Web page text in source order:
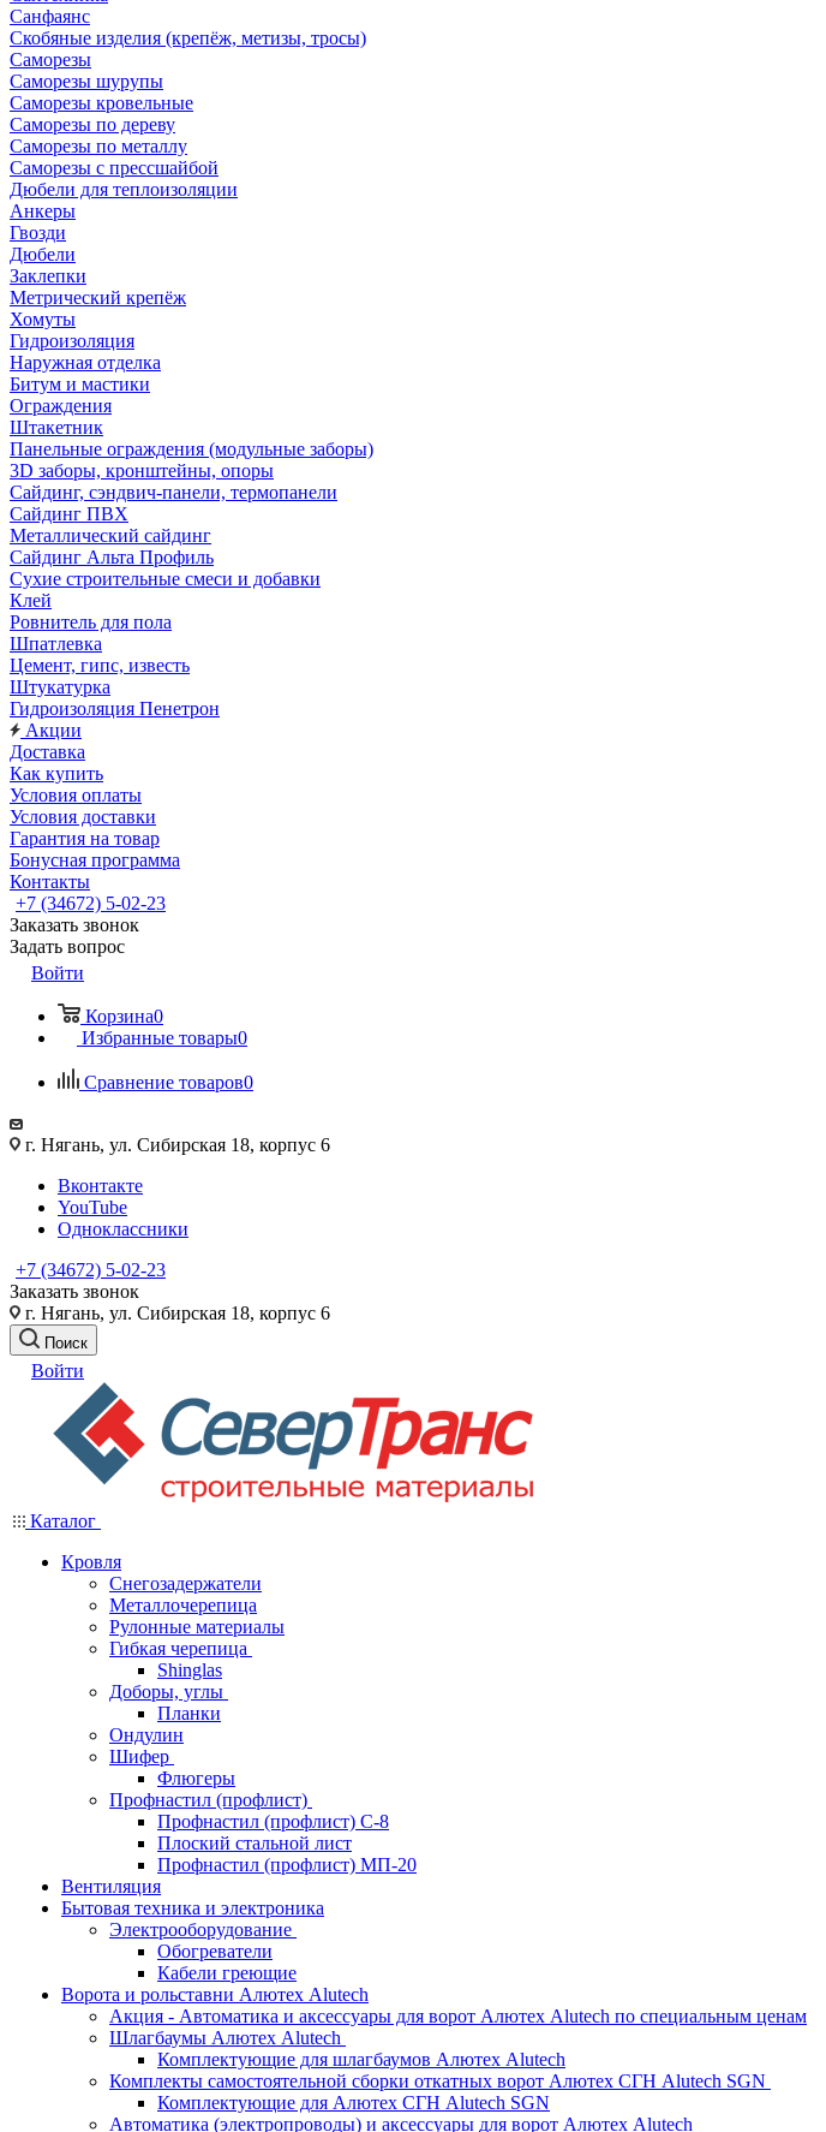
Санфаянс
Скобяные изделия (крепёж, метизы, тросы)
Саморезы
Саморезы шурупы
Саморезы кровельные
Саморезы по дереву
Саморезы по металлу
Саморезы с прессшайбой
Дюбели для теплоизоляции
Анкеры
Гвозди
Дюбели
Заклепки
Метрический крепёж
Хомуты
Гидроизоляция
Наружная отделка
Битум и мастики
Ограждения
Штакетник
Панельные ограждения (модульные заборы)
3D заборы, кронштейны, опоры
Cайдинг, сэндвич-панели, термопанели
Сайдинг ПВХ
Металлический сайдинг
Сайдинг Альта Профиль
Сухие строительные смеси и добавки
Клей
Ровнитель для пола
Шпатлевка
Цемент, гипс, известь
Штукатурка
Гидроизоляция Пенетрон
Акции
Доставка
Как купить
Условия оплаты
Условия доставки
Гарантия на товар
Бонусная программа
Контакты
+7 (34672) 5-02-23
Заказать звонок
Задать вопрос
Войти
Корзина0
Избранные товары0
Сравнение товаров0
г. Нягань, ул. Сибирская 18, корпус 6
Вконтакте
YouTube
Одноклассники
+7 (34672) 5-02-23
Заказать звонок
г. Нягань, ул. Сибирская 18, корпус 6
Поиск
Войти
Каталог
Кровля
Снегозадержатели
Металлочерепица
Рулонные материалы
Гибкая черепица
Shinglas
Доборы, углы
Планки
Ондулин
Шифер
Флюгеры
Профнастил (профлист)
Профнастил (профлист) С-8
Плоский стальной лист
Профнастил (профлист) МП-20
Вентиляция
Бытовая техника и электроника
Электрооборудование
Обогреватели
Кабели греющие
Ворота и рольставни Алютех Alutech
Акция - Автоматика и аксессуары для ворот Алютех Alutech по специальным ценам
Шлагбаумы Алютех Alutech
Комплектующие для шлагбаумов Алютех Alutech
Комплекты самостоятельной сборки откатных ворот Алютех СГН Alutech SGN
Комплектующие для Алютех СГН Alutech SGN
Автоматика (электропроводы) и аксессуары для ворот Алютех Alutech